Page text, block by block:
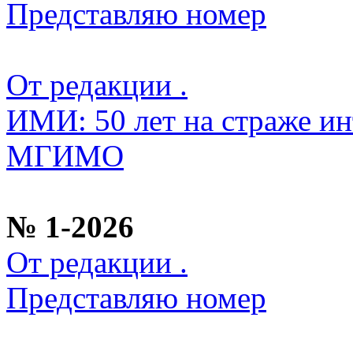
Представляю номер
От редакции .
ИМИ: 50 лет на страже
МГИМО
№ 1-2026
От редакции .
Представляю номер